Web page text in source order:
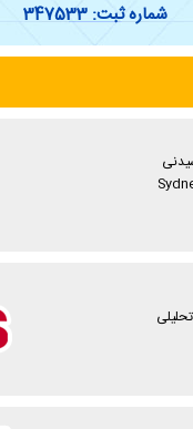
شماره ثبت: 347533